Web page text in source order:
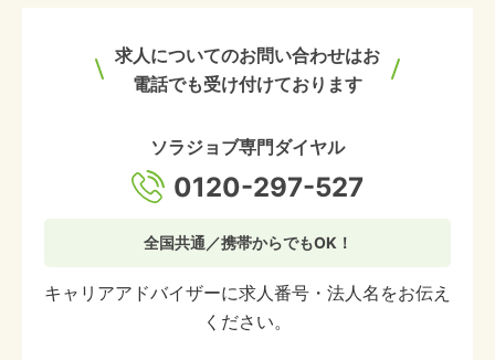
求人についてのお問い合わせはお
電話でも受け付けております
ソラジョブ専門ダイヤル
0120-297-527
全国共通／携帯からでもOK！
キャリアアドバイザーに求人番号・法人名をお伝え
ください。